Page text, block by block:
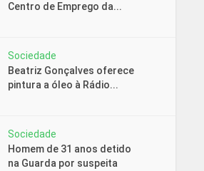
Centro de Emprego da...
Sociedade
Beatriz Gonçalves oferece
pintura a óleo à Rádio...
Sociedade
Homem de 31 anos detido
na Guarda por suspeita